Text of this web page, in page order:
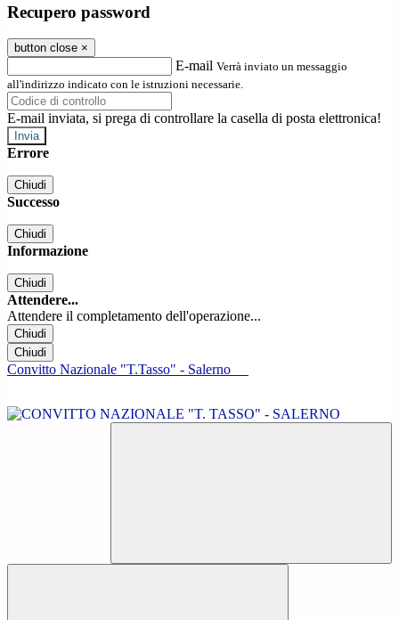
Recupero password
button close ×
E-mail Verrà inviato un messaggio
all'indirizzo indicato con le istruzioni necessarie.
E-mail inviata, si prega di controllare la casella di posta elettronica!
Errore
Chiudi
Successo
Chiudi
Informazione
Chiudi
Attendere...
Attendere il completamento dell'operazione...
Chiudi
Chiudi
Convitto Nazionale "T.Tasso" - Salerno